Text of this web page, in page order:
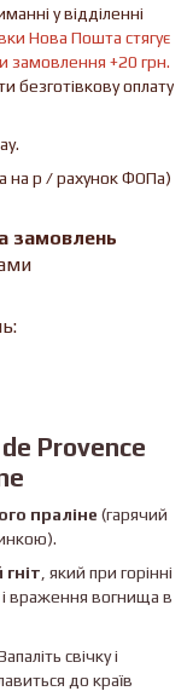
у відділенні
Нова Пошта стягує
замовлення +20 грн.
безготівкову оплату
на р / рахунок ФОПа)
замовлень
Provence
праліне (гарячий
, який при горінні
враження вогнища в
свічку і
до країв